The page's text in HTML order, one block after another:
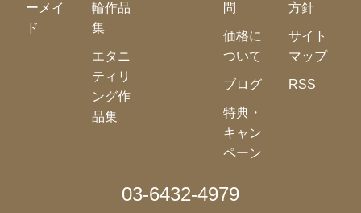
ーメイ
ド
輪作品
集
エタニ
ティリ
ング作
品集
問
価格に
ついて
ブログ
特典・
キャン
ペーン
方針
サイト
マップ
RSS
03-6432-4979